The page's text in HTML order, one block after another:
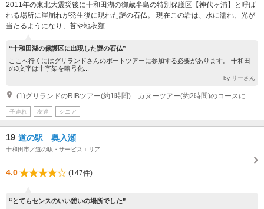
2011年の東北大震災後に十和田湖の御蔵半島の特別保護区【神代ヶ浦】と呼ば
れる場所に崖崩れが発生後に現れた謎の石仏。 現在この岩は、水に濡れ、光が
当たるようになり、苔や地衣類...
“十和田湖の保護区に出現した謎の石仏”
ここへ行くにはグリランドさんのボートツアーに参加する必要があります。 十和田
の3文字は十字架を暗号化...
by リーさん
(1)グリランドのRIBツアー(約1時間) カヌーツアー(約2時間)のコースに含まれています。 グリランドへのアクセス JRバス 下宇樽部バス停 徒歩1分 宇樽部キャンプ場から徒歩5分 自動車で 青森市・八戸市から約90分 十和田ICから約40分
子連れ 友達 シニア
19 道の駅 奥入瀬
十和田市／道の駅・サービスエリア
4.0 (147件)
“とてもセンスのいい憩いの場所でした”